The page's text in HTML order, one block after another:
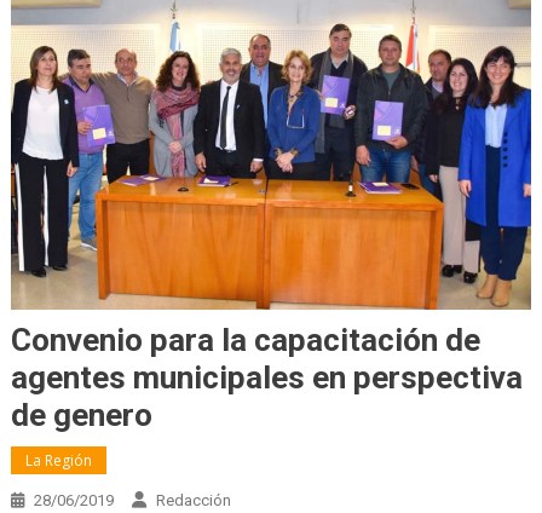
Convenio para la capacitación de
agentes municipales en perspectiva
de genero
La Región
28/06/2019 Redacción